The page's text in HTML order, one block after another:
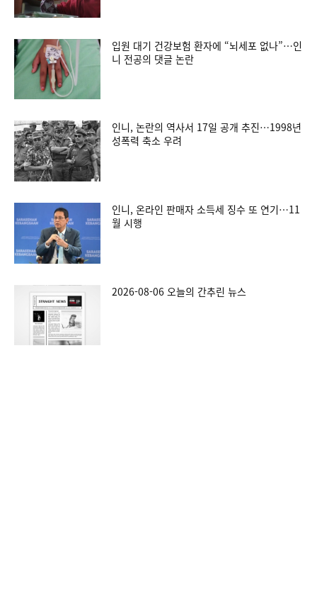
입원 대기 건강보험 환자에 “뇌세포 없나”…인
니 전공의 댓글 논란
인니, 논란의 역사서 17일 공개 추진…1998년
성폭력 축소 우려
인니, 온라인 판매자 소득세 징수 또 연기…11
월 시행
2026-08-06 오늘의 간추린 뉴스